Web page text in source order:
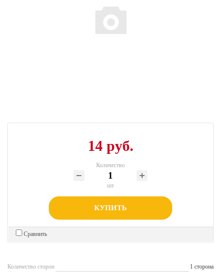
14 руб.
Количество
шт
КУПИТЬ
Сравнить
Количество сторон 1 сторона